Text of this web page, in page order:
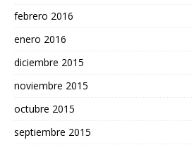
febrero 2016
enero 2016
diciembre 2015
noviembre 2015
octubre 2015
septiembre 2015